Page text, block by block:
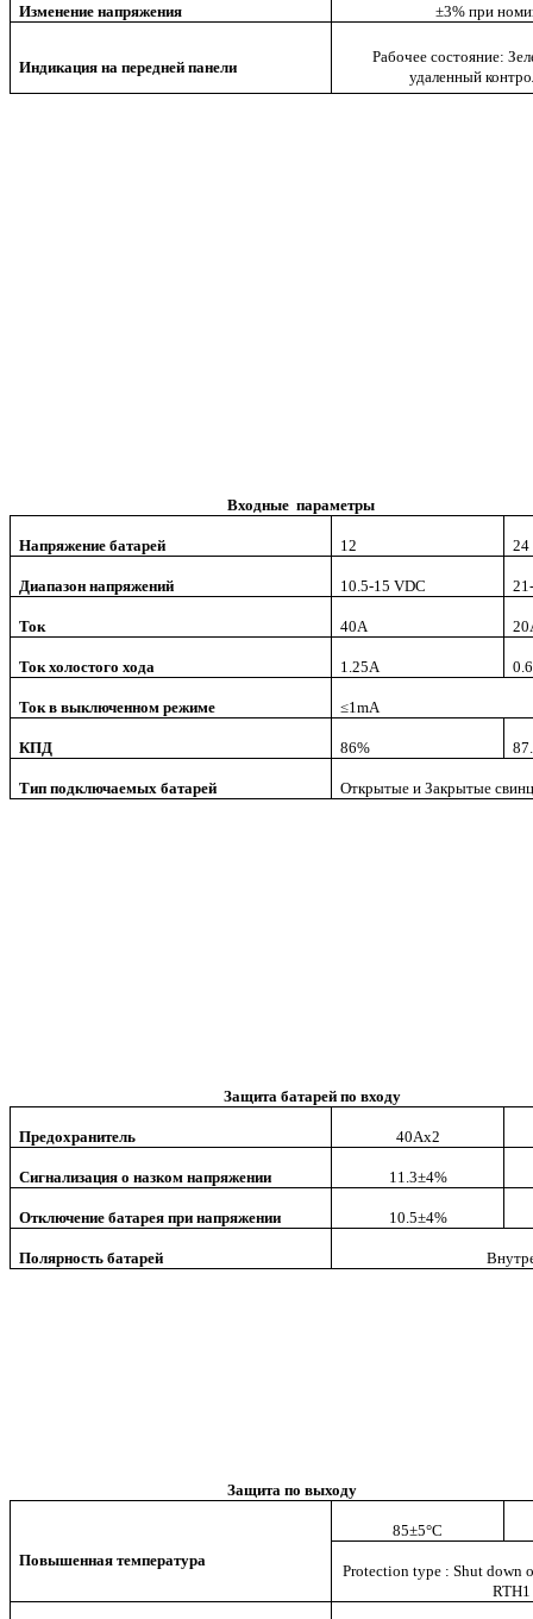
Изменение напряжения ±3% при
Индикация на передней панели
Рабочее состояние:
удаленный
Входные параметры
Напряжение батарей 12 24
Диапазон напряжений 10.5-15 VDC
Ток 40А 2
Ток холостого хода 1.25А
Ток в выключенном режиме ≤1mA
КПД 86%
Тип подключаемых батарей Открытые и Закрытые
Защита батарей по входу
Предохранитель 40Ах2
Сигнализация о назком напряжении 11.3±4%
Отключение батарея при напряжении 10.5±4%
Полярность батарей
Защита по выходу
Повышенная температура
85±5°C
Protection type : Shut down